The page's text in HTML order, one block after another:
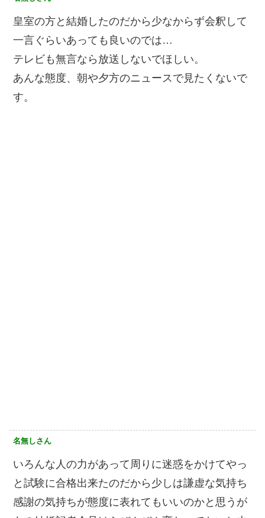
皇室の方と結婚したのだから少なからず会釈して
一言ぐらいあっても良いのでは…
テレビも無言なら放送しないでほしい。
あんな態度、朝や夕方のニュースで見たくないで
す。
名無しさん
いろんな人の力があって周りに迷惑をかけてやっ
と試験に合格出来たのだから少しは謙虚な気持ち
感謝の気持ちが態度に表れてもいいのかと思うが